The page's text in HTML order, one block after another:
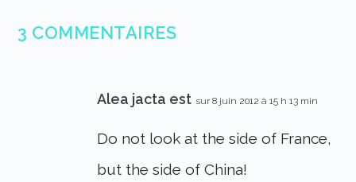
3 COMMENTAIRES
Alea jacta est sur 8 juin 2012 à 15 h 13 min
Do not look at the side of France,
but the side of China!